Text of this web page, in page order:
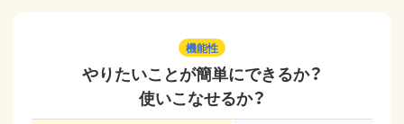
機能性
やりたいことが簡単にできるか？
使いこなせるか？